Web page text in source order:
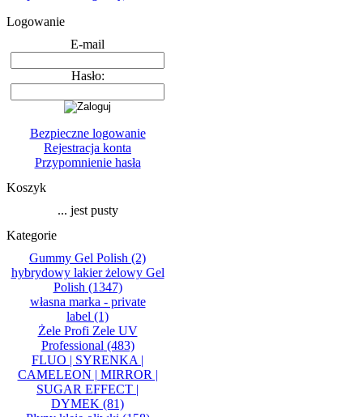
Logowanie
E-mail
Hasło:
Bezpieczne logowanie
Rejestracja konta
Przypomnienie hasła
Koszyk
... jest pusty
Kategorie
Gummy Gel Polish (2)
hybrydowy lakier żelowy Gel
Polish (1347)
własna marka - private
label (1)
Żele Profi Zele UV
Professional (483)
FLUO | SYRENKA |
CAMELEON | MIRROR |
SUGAR EFFECT |
DYMEK (81)